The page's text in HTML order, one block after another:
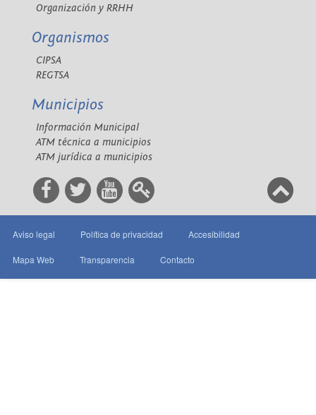
Organización y RRHH
Organismos
CIPSA
REGTSA
Municipios
Información Municipal
ATM técnica a municipios
ATM jurídica a municipios
Aviso legal Política de privacidad Accesibilidad
Mapa Web Transparencia Contacto